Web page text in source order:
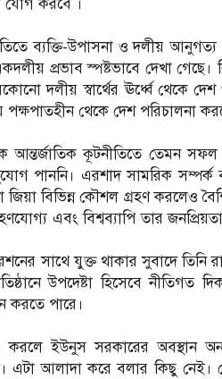
ব্যক্তি-উপাসনা ও দলীয়
প্রভাব স্পষ্টভাবে দেখা
দলীয় স্বার্থের ঊর্ধ্বে থেকে
থেকে দেশ পরিচালনা
আন্তর্জাতিক কূটনীতিতে তেমন সফল
পাননি। এরশাদ সামরিক সম্পর্ক
জিয়া বিভিন্ন কৌশল গ্রহণ করলেও
এবং বিশ্বব্যাপি তার
সাথে যুক্ত থাকার সুবাদে
উপদেষ্টা হিসেবে নীতিগত
করতে পারে।
করলে ইউনুস সরকারের
এটা আলাদা করে বলার কিছু নেই।